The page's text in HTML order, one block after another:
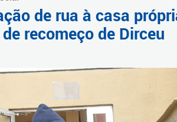
de rua à casa
recomeço de Dirceu